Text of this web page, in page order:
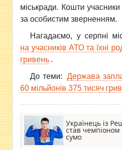
міськради. Кошти
за особистим зверненням.
Нагадаємо, у серпні
на учасників АТО та їхні
гривень .
До теми: Держава
60 мільйонів 375 тисяч
Українець із
став
сумо